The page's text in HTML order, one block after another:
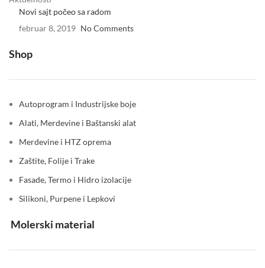
Novi sajt počeo sa radom
februar 8, 2019 No Comments
Shop
Autoprogram i Industrijske boje
Alati, Merdevine i Baštanski alat
Merdevine i HTZ oprema
Zaštite, Folije i Trake
Fasade, Termo i Hidro izolacije
Silikoni, Purpene i Lepkovi
Molerski material